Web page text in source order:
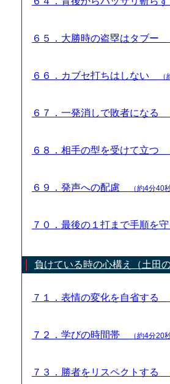
６５．大勝時の盗塁はタブー
６６．カブセ打ちはしない
６７．一発消しで敗者になる
６８．相手の型を受けて立つ
６９．発声への配慮 （約4分40秒
７０．最後の１打まで手順を
負けている時の心構え（土田の
７１．表情の変化を自省する
７２．学びの時間帯 （約4分20秒
７３．勝者をリスペクトする